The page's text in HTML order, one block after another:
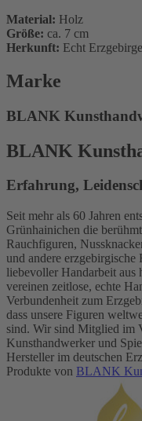
Material: Holz
Größe: ca. 7 cm
Herkunft: Echt Erzgebirge
Marke
BLANK
BLANK
Erfahrung,
Seit mehr als 60 Jahren
Grünhainichen die
Rauchfiguren,
und andere
liebevoller Handarbeit aus
vereinen zeitlose, echte
Verbundenheit zum
dass unsere Figuren
sind. Wir sind Mitglied im
Kunsthandwerker und
Hersteller im deutschen
Produkte von BLANK